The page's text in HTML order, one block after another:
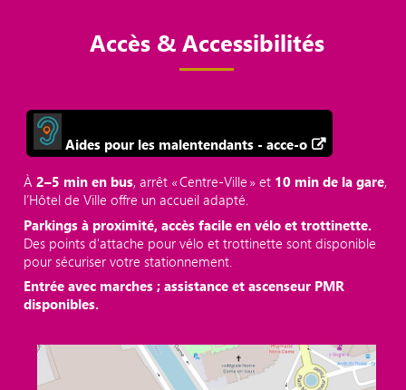
Accès & Accessibilités
Aides pour les malentendants - acce-o
À2–5 min en bus, arrêt « Centre‑Ville » et 10 min de la gare,
l’Hôtel de Ville offre un accueil adapté.
Parkings à proximité, accès facile en vélo et trottinette.
Des points d'attache pour vélo et trottinette sont disponible
pour sécuriser votre stationnement.
Entrée avec marches ; assistance et ascenseur PMR
disponibles.